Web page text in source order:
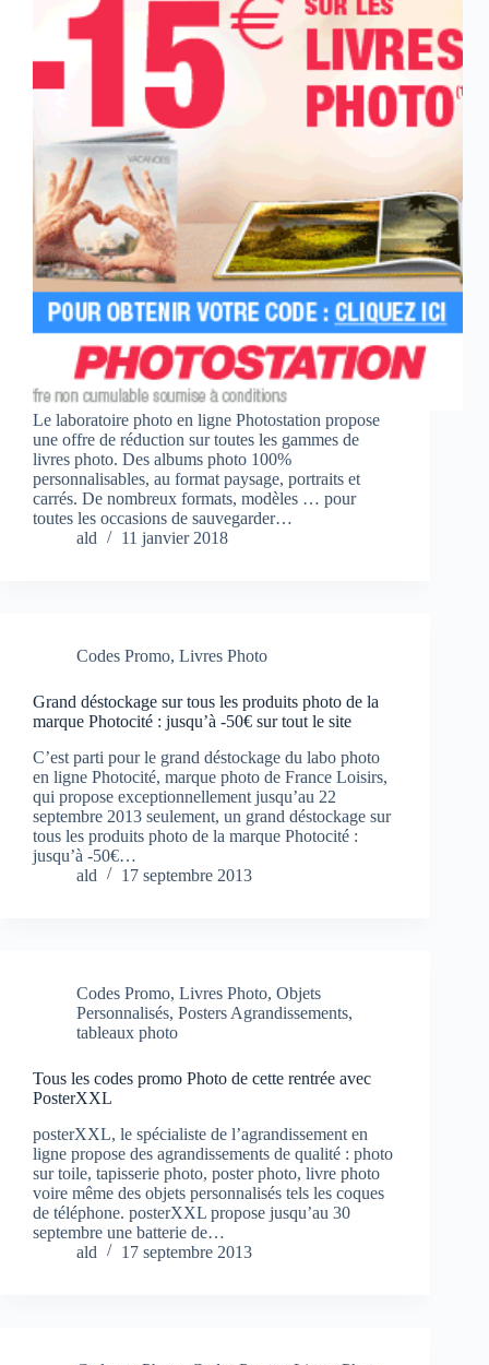
Le laboratoire photo en ligne Photostation propose
une offre de réduction sur toutes les gammes de
livres photo. Des albums photo 100%
personnalisables, au format paysage, portraits et
carrés. De nombreux formats, modèles … pour
toutes les occasions de sauvegarder…
ald
11 janvier 2018
Codes Promo, Livres Photo
Grand déstockage sur tous les produits photo de la
marque Photocité : jusqu’à -50€ sur tout le site
C’est parti pour le grand déstockage du labo photo
en ligne Photocité, marque photo de France Loisirs,
qui propose exceptionnellement jusqu’au 22
septembre 2013 seulement, un grand déstockage sur
tous les produits photo de la marque Photocité :
jusqu’à -50€…
ald
17 septembre 2013
Codes Promo, Livres Photo, Objets
Personnalisés, Posters Agrandissements,
tableaux photo
Tous les codes promo Photo de cette rentrée avec
PosterXXL
posterXXL, le spécialiste de l’agrandissement en
ligne propose des agrandissements de qualité : photo
sur toile, tapisserie photo, poster photo, livre photo
voire même des objets personnalisés tels les coques
de téléphone. posterXXL propose jusqu’au 30
septembre une batterie de…
ald
17 septembre 2013